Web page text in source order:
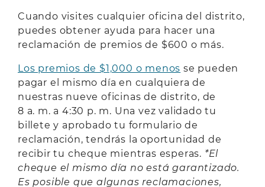
Cuando visites cualquier oficina del distrito,
puedes obtener ayuda para hacer una
reclamación de premios de $600 o más.
Los premios de $1,000 o menos se pueden
pagar el mismo día en cualquiera de
nuestras nueve oficinas de distrito, de
8 a. m. a 4:30 p. m. Una vez validado tu
billete y aprobado tu formulario de
reclamación, tendrás la oportunidad de
recibir tu cheque mientras esperas. *El
cheque el mismo día no está garantizado.
Es posible que algunas reclamaciones,